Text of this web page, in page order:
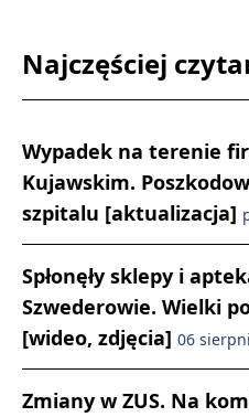
Najczęściej
Wypadek na terenie
Kujawskim.
szpitalu [aktualizacja]
Spłonęły sklepy i
Szwederowie. Wielki
[wideo, zdjęcia] 06
Zmiany w ZUS. Na